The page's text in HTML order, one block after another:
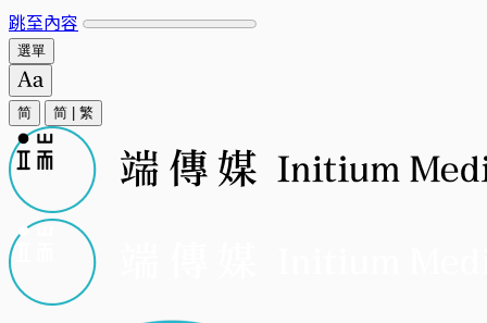
跳至內容
選單
简 简 繁